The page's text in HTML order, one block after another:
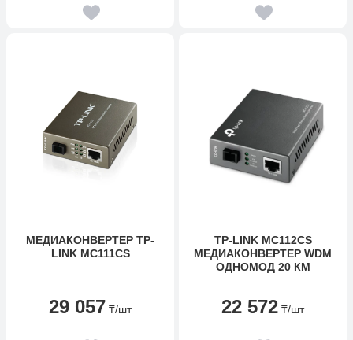
МЕДИАКОНВЕРТЕР TP-
LINK MC111CS
29 057 ₸/шт
TP-LINK MC112CS
МЕДИАКОНВЕРТЕР WDM
ОДНОМОД 20 КМ
22 572 ₸/шт